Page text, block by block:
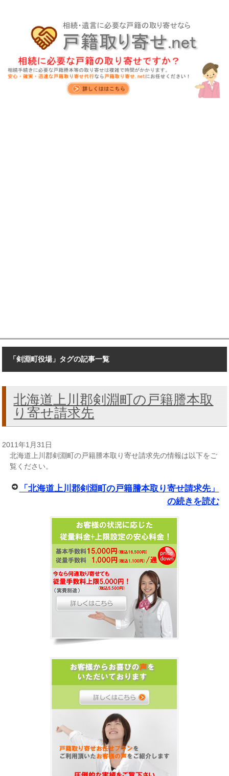
「剣淵町役場」タグの記事一覧
北海道上川郡剣淵町の戸籍謄本取
り寄せ請求先
2011年1月31日
北海道上川郡剣淵町の戸籍謄本取り寄せ請求先の情報は以下をご
覧ください。
「北海道上川郡剣淵町の戸籍謄本取り寄せ請求先」
の続きを読む